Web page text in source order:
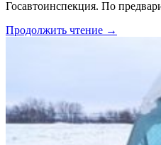
Госавтоинспекция. По
Продолжить чтение →